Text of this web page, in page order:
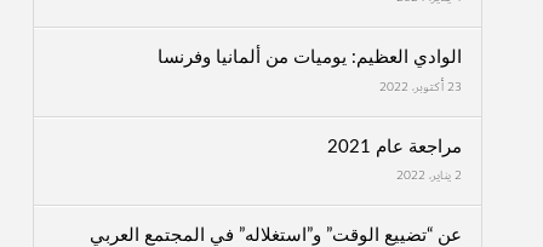
الوادي العظيم: يوميات من ألمانيا وفرنسا
23 أكتوبر، 2022
مراجعة عام 2021
2 يناير، 2022
عن “تضييع الوقت” و”استغلاله” في المجتمع العربي